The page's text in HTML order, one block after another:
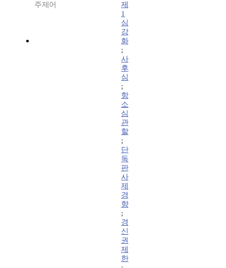
주제어
제
1
심
강
화
;
사
후
심
;
항
소
심
관
할
;
단
독
판
사
제
경
향
;
경
신
권
제
한